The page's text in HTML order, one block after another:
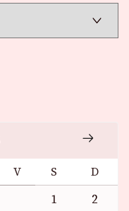
V S D
1
2